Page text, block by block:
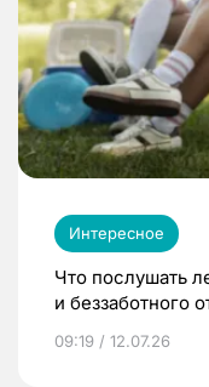
Интересное
Что послушать
и беззаботного
09:19 / 12.07.26